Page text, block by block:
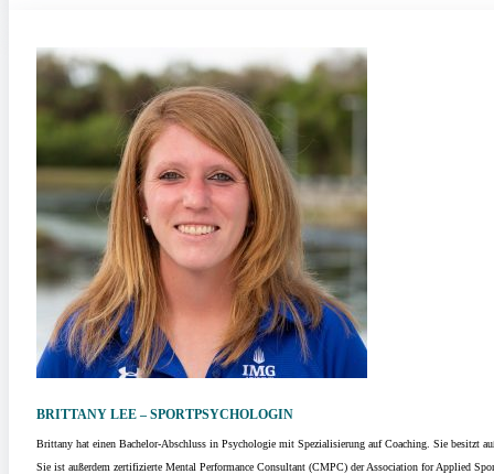
BRITTANY LEE – SPORTPSYCHOLOGIN
Brittany hat einen Bachelor-Abschluss in Psychologie mit Spezialisierung auf Coaching. Sie besitzt
Sie ist außerdem zertifizierte Mental Performance Consultant (CMPC) der Association for Applied